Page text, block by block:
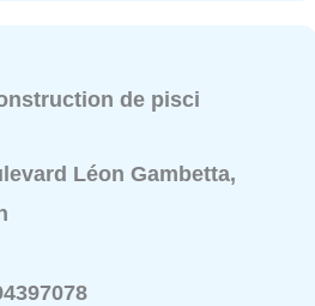
de pisci
Léon Gambetta,